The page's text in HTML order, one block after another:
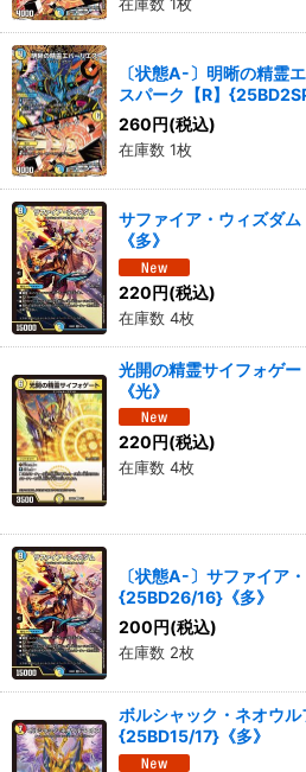
〔状態A-〕明晰の精霊
スパーク【R】
260円(税込)
在庫数 1枚
サファイア・ウィズダ
《多》
220円(税込)
在庫数 4枚
光開の精霊サイフォゲ
《光》
220円(税込)
在庫数 4枚
〔状態A-〕サファイア
{25BD26/16}《多》
200円(税込)
在庫数 2枚
ボルシャック・ネオウル
{25BD15/17}《多》